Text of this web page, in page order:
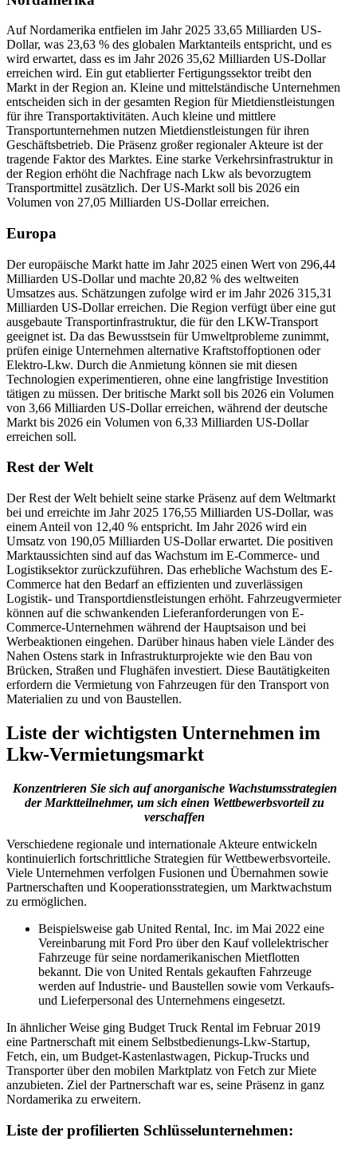
Auf Nordamerika entfielen im Jahr 2025 33,65 Milliarden US-
Dollar, was 23,63 % des globalen Marktanteils entspricht, und es
wird erwartet, dass es im Jahr 2026 35,62 Milliarden US-Dollar
erreichen wird. Ein gut etablierter Fertigungssektor treibt den
Markt in der Region an. Kleine und mittelständische Unternehmen
entscheiden sich in der gesamten Region für Mietdienstleistungen
für ihre Transportaktivitäten. Auch kleine und mittlere
Transportunternehmen nutzen Mietdienstleistungen für ihren
Geschäftsbetrieb. Die Präsenz großer regionaler Akteure ist der
tragende Faktor des Marktes. Eine starke Verkehrsinfrastruktur in
der Region erhöht die Nachfrage nach Lkw als bevorzugtem
Transportmittel zusätzlich. Der US-Markt soll bis 2026 ein
Volumen von 27,05 Milliarden US-Dollar erreichen.
Europa
Der europäische Markt hatte im Jahr 2025 einen Wert von 296,44
Milliarden US-Dollar und machte 20,82 % des weltweiten
Umsatzes aus. Schätzungen zufolge wird er im Jahr 2026 315,31
Milliarden US-Dollar erreichen. Die Region verfügt über eine gut
ausgebaute Transportinfrastruktur, die für den LKW-Transport
geeignet ist. Da das Bewusstsein für Umweltprobleme zunimmt,
prüfen einige Unternehmen alternative Kraftstoffoptionen oder
Elektro-Lkw. Durch die Anmietung können sie mit diesen
Technologien experimentieren, ohne eine langfristige Investition
tätigen zu müssen. Der britische Markt soll bis 2026 ein Volumen
von 3,66 Milliarden US-Dollar erreichen, während der deutsche
Markt bis 2026 ein Volumen von 6,33 Milliarden US-Dollar
erreichen soll.
Rest der Welt
Der Rest der Welt behielt seine starke Präsenz auf dem Weltmarkt
bei und erreichte im Jahr 2025 176,55 Milliarden US-Dollar, was
einem Anteil von 12,40 % entspricht. Im Jahr 2026 wird ein
Umsatz von 190,05 Milliarden US-Dollar erwartet. Die positiven
Marktaussichten sind auf das Wachstum im E-Commerce- und
Logistiksektor zurückzuführen. Das erhebliche Wachstum des E-
Commerce hat den Bedarf an effizienten und zuverlässigen
Logistik- und Transportdienstleistungen erhöht. Fahrzeugvermieter
können auf die schwankenden Lieferanforderungen von E-
Commerce-Unternehmen während der Hauptsaison und bei
Werbeaktionen eingehen. Darüber hinaus haben viele Länder des
Nahen Ostens stark in Infrastrukturprojekte wie den Bau von
Brücken, Straßen und Flughäfen investiert. Diese Bautätigkeiten
erfordern die Vermietung von Fahrzeugen für den Transport von
Materialien zu und von Baustellen.
Liste der wichtigsten Unternehmen im
Lkw-Vermietungsmarkt
Konzentrieren Sie sich auf anorganische Wachstumsstrategien
der Marktteilnehmer, um sich einen Wettbewerbsvorteil zu
verschaffen
Verschiedene regionale und internationale Akteure entwickeln
kontinuierlich fortschrittliche Strategien für Wettbewerbsvorteile.
Viele Unternehmen verfolgen Fusionen und Übernahmen sowie
Partnerschaften und Kooperationsstrategien, um Marktwachstum
zu ermöglichen.
Beispielsweise gab United Rental, Inc. im Mai 2022 eine
Vereinbarung mit Ford Pro über den Kauf vollelektrischer
Fahrzeuge für seine nordamerikanischen Mietflotten
bekannt. Die von United Rentals gekauften Fahrzeuge
werden auf Industrie- und Baustellen sowie vom Verkaufs-
und Lieferpersonal des Unternehmens eingesetzt.
In ähnlicher Weise ging Budget Truck Rental im Februar 2019
eine Partnerschaft mit einem Selbstbedienungs-Lkw-Startup,
Fetch, ein, um Budget-Kastenlastwagen, Pickup-Trucks und
Transporter über den mobilen Marktplatz von Fetch zur Miete
anzubieten. Ziel der Partnerschaft war es, seine Präsenz in ganz
Nordamerika zu erweitern.
Liste der profilierten Schlüsselunternehmen: